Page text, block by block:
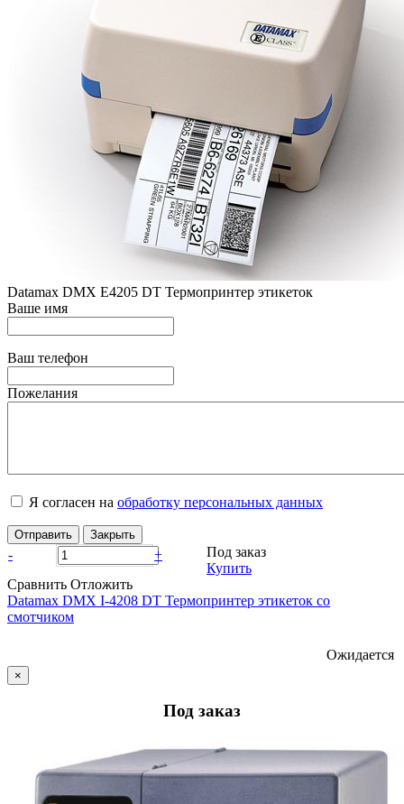
Datamax DMX E4205 DT Термопринтер этикеток
Ваше имя
Ваш телефон
Пожелания
Я согласен на обработку персональных данных
Отправить Закрыть
- +
Под заказ
Купить
Сравнить Отложить
Datamax DMX I-4208 DT Термопринтер этикеток со
смотчиком
Ожидается
×
Под заказ